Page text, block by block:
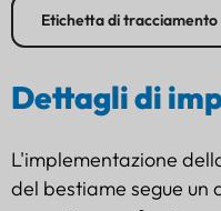
Etichetta di tracciamento
Dettagli di
L'implementazione
del bestiame segue un